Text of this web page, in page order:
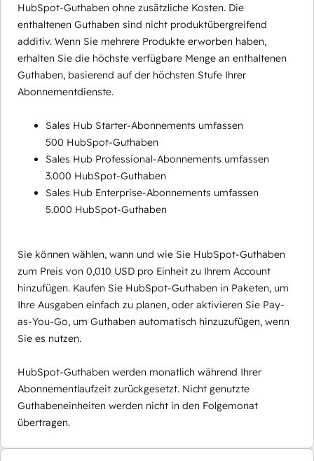
HubSpot-Guthaben ohne zusätzliche Kosten. Die
enthaltenen Guthaben sind nicht produktübergreifend
additiv. Wenn Sie mehrere Produkte erworben haben,
erhalten Sie die höchste verfügbare Menge an enthaltenen
Guthaben, basierend auf der höchsten Stufe Ihrer
Abonnementdienste.
Sales Hub Starter-Abonnements umfassen
500 HubSpot-Guthaben
Sales Hub Professional-Abonnements umfassen
3.000 HubSpot-Guthaben
Sales Hub Enterprise-Abonnements umfassen
5.000 HubSpot-Guthaben
Sie können wählen, wann und wie Sie HubSpot-Guthaben
zum Preis von 0,010 USD pro Einheit zu Ihrem Account
hinzufügen. Kaufen Sie HubSpot-Guthaben in Paketen, um
Ihre Ausgaben einfach zu planen, oder aktivieren Sie Pay-
as-You-Go, um Guthaben automatisch hinzuzufügen, wenn
Sie es nutzen.
HubSpot-Guthaben werden monatlich während Ihrer
Abonnementlaufzeit zurückgesetzt. Nicht genutzte
Guthabeneinheiten werden nicht in den Folgemonat
übertragen.